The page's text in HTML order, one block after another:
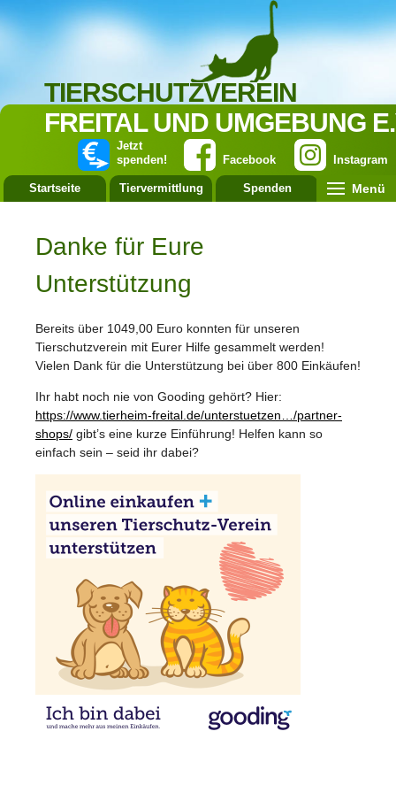
TIERSCHUTZVEREIN
FREITAL UND UMGEBUNG
Instagram
Facebook
Jetzt
spenden!
Startseite Tiervermittlung Spenden Menü
Danke für Eure
Unterstützung
Bereits über 1049,00 Euro konnten für unseren
Tierschutzverein mit Eurer Hilfe gesammelt werden!
Vielen Dank für die Unterstützung bei über 800 Einkäufen!
Ihr habt noch nie von Gooding gehört? Hier:
https://www.tierheim-freital.de/unterstuetzen…/partner-
shops/ gibt’s eine kurze Einführung! Helfen kann so
einfach sein – seid ihr dabei?